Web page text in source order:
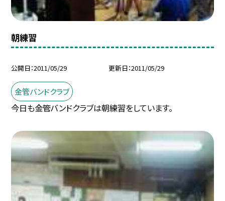
朝練習
公開日 2011/05/29 更新日 2011/05/29
金管バンドクラブ
今日も金管バンドクラブは朝練習をしています。